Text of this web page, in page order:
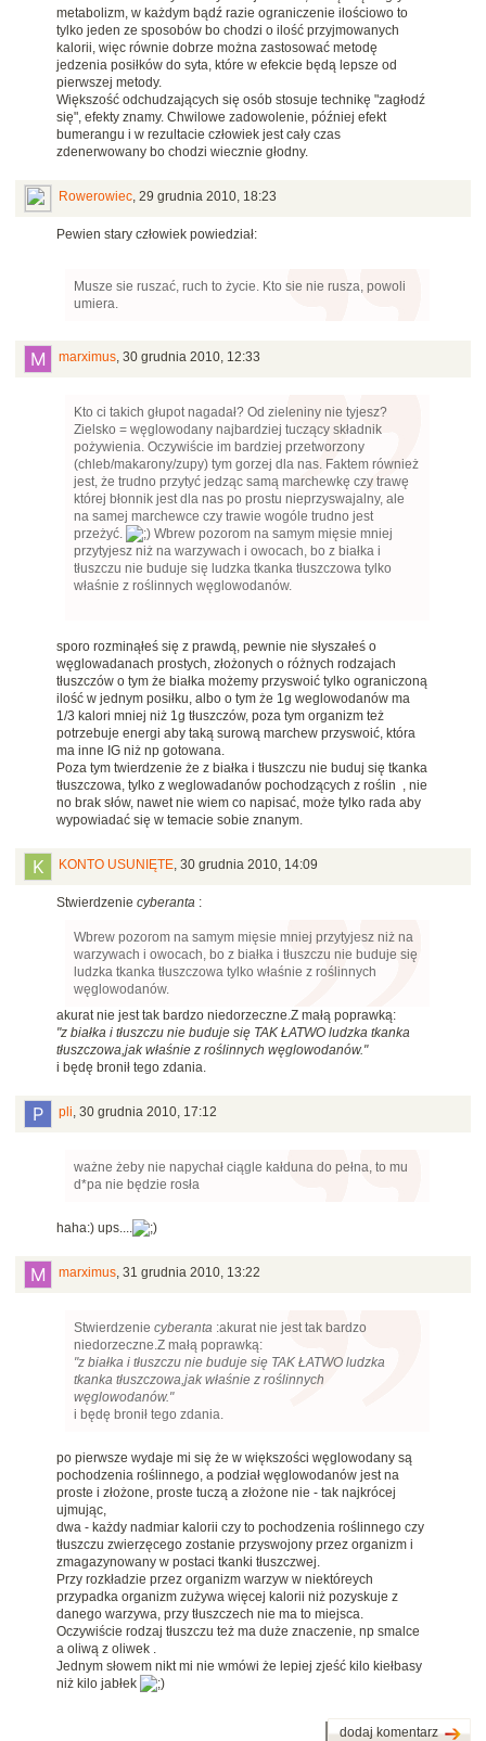
metabolizm, w każdym bądź razie ograniczenie ilościowo to
tylko jeden ze sposobów bo chodzi o ilość przyjmowanych
kalorii, więc równie dobrze można zastosować metodę
jedzenia posiłków do syta, które w efekcie będą lepsze od
pierwszej metody.
Większość odchudzających się osób stosuje technikę "zagłodź
się", efekty znamy. Chwilowe zadowolenie, później efekt
bumerangu i w rezultacie człowiek jest cały czas
zdenerwowany bo chodzi wiecznie głodny.
Rowerowiec, 29 grudnia 2010, 18:23
Pewien stary człowiek powiedział:
Musze sie ruszać, ruch to życie. Kto sie nie rusza, powoli
umiera.
marximus, 30 grudnia 2010, 12:33
Kto ci takich głupot nagadał? Od zieleniny nie tyjesz?
Zielsko = węglowodany najbardziej tuczący składnik
pożywienia. Oczywiście im bardziej przetworzony
(chleb/makarony/zupy) tym gorzej dla nas. Faktem również
jest, że trudno przytyć jedząc samą marchewkę czy trawę
której błonnik jest dla nas po prostu nieprzyswajalny, ale
na samej marchewce czy trawie wogóle trudno jest
przeżyć.
Wbrew pozorom na samym mięsie mniej
przytyjesz niż na warzywach i owocach, bo z białka i
tłuszczu nie buduje się ludzka tkanka tłuszczowa tylko
właśnie z roślinnych węglowodanów.
sporo rozminąłeś się z prawdą, pewnie nie słyszałeś o
węglowadanach prostych, złożonych o różnych rodzajach
tłuszczów o tym że białka możemy przyswoić tylko ograniczoną
ilość w jednym posiłku, albo o tym że 1g weglowodanów ma
1/3 kalori mniej niż 1g tłuszczów, poza tym organizm też
potrzebuje energi aby taką surową marchew przyswoić, która
ma inne IG niż np gotowana.
Poza tym twierdzenie że z białka i tłuszczu nie buduj się tkanka
tłuszczowa, tylko z weglowadanów pochodzących z roślin , nie
no brak słów, nawet nie wiem co napisać, może tylko rada aby
wypowiadać się w temacie sobie znanym.
KONTO USUNIĘTE, 30 grudnia 2010, 14:09
Stwierdzenie cyberanta :
Wbrew pozorom na samym mięsie mniej przytyjesz niż na
warzywach i owocach, bo z białka i tłuszczu nie buduje się
ludzka tkanka tłuszczowa tylko właśnie z roślinnych
węglowodanów.
akurat nie jest tak bardzo niedorzeczne.Z małą poprawką:
"z białka i tłuszczu nie buduje się TAK ŁATWO ludzka tkanka
tłuszczowa,jak właśnie z roślinnych węglowodanów."
i będę bronił tego zdania.
pli, 30 grudnia 2010, 17:12
ważne żeby nie napychał ciągle kałduna do pełna, to mu
d*pa nie będzie rosła
haha:) ups....
marximus, 31 grudnia 2010, 13:22
Stwierdzenie cyberanta :akurat nie jest tak bardzo
niedorzeczne.Z małą poprawką:
"z białka i tłuszczu nie buduje się TAK ŁATWO ludzka
tkanka tłuszczowa,jak właśnie z roślinnych
węglowodanów."
i będę bronił tego zdania.
po pierwsze wydaje mi się że w większości węglowodany są
pochodzenia roślinnego, a podział węglowodanów jest na
proste i złożone, proste tuczą a złożone nie - tak najkrócej
ujmując,
dwa - każdy nadmiar kalorii czy to pochodzenia roślinnego czy
tłuszczu zwierzęcego zostanie przyswojony przez organizm i
zmagazynowany w postaci tkanki tłuszczwej.
Przy rozkładzie przez organizm warzyw w niektóreych
przypadka organizm zużywa więcej kalorii niż pozyskuje z
danego warzywa, przy tłuszczech nie ma to miejsca.
Oczywiście rodzaj tłuszczu też ma duże znaczenie, np smalce
a oliwą z oliwek .
Jednym słowem nikt mi nie wmówi że lepiej zjeść kilo kiełbasy
niż kilo jabłek
dodaj komentarz